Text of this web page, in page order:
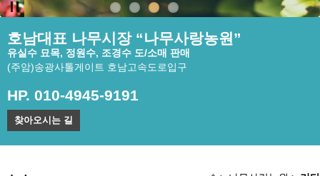
호남대표 나무시장 “나무사랑농원”
유실수 묘목, 정원수, 조경수 도/소매 판매
(주암)송광사톨게이트 호남고속도로입구
HP. 010-4945-9191
찾아오시는 길